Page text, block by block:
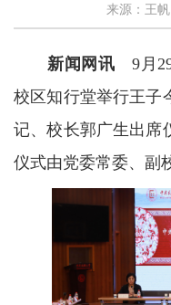
来源：王帆
新闻网讯 9月
校区知行堂举行王子
记、校长郭广生出席
仪式由党委常委、副